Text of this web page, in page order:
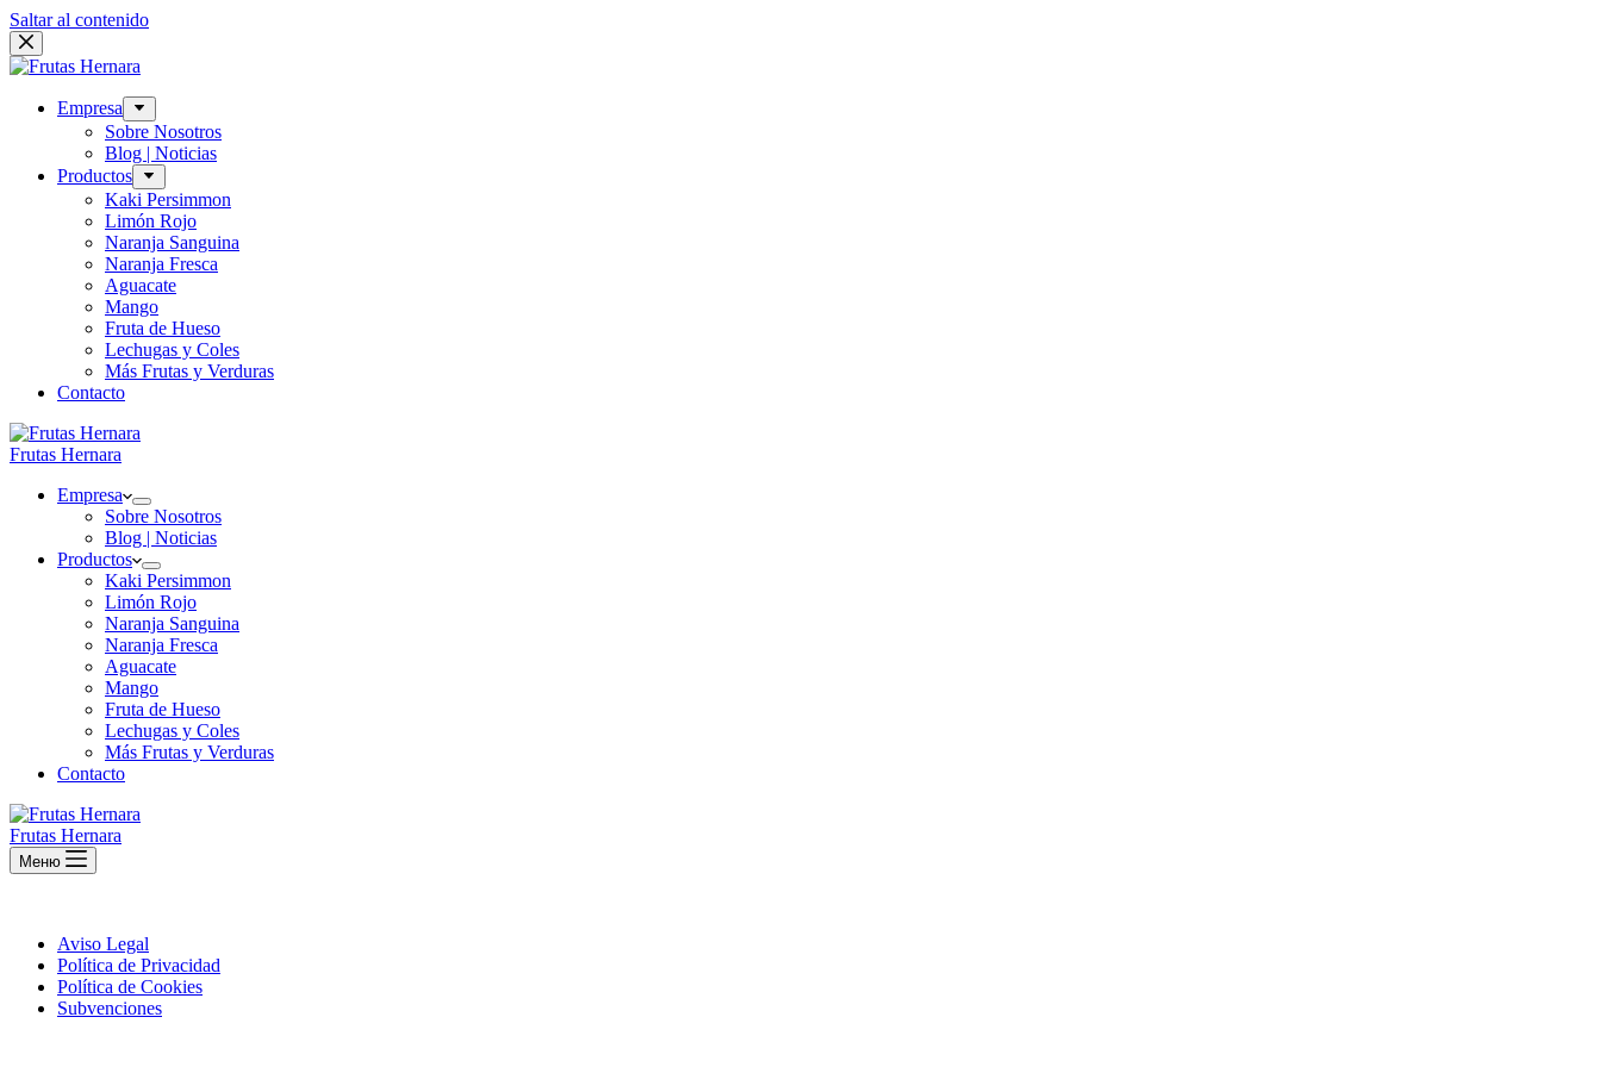
Saltar al contenido
Empresa
Sobre Nosotros
Blog | Noticias
Productos
Kaki Persimmon
Limón Rojo
Naranja Sanguina
Naranja Fresca
Aguacate
Mango
Fruta de Hueso
Lechugas y Coles
Más Frutas y Verduras
Contacto
Frutas Hernara
Empresa
Sobre Nosotros
Blog | Noticias
Productos
Kaki Persimmon
Limón Rojo
Naranja Sanguina
Naranja Fresca
Aguacate
Mango
Fruta de Hueso
Lechugas y Coles
Más Frutas y Verduras
Contacto
Frutas Hernara
Меню
Aviso Legal
Política de Privacidad
Política de Cookies
Subvenciones